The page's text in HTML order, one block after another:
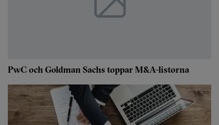
PwC och Goldman Sachs toppar M&A-listorna